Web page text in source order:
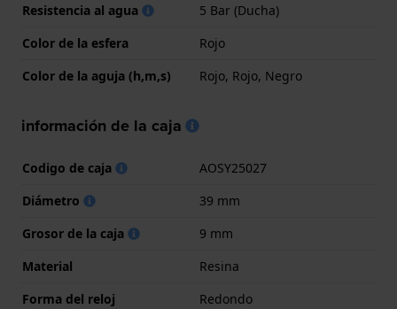
Resistencia al agua
5 Bar (Ducha)
Color de la esfera
Rojo
Color de la aguja (h,m,s)
Rojo, Rojo, Negro
información de la caja
Codigo de caja
AOSY25027
Diámetro
39 mm
Grosor de la caja
9 mm
Material
Resina
Forma del reloj
Redondo